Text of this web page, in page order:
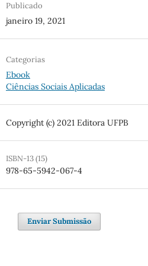
Publicado
janeiro 19, 2021
Categorias
Ebook
Ciências Sociais Aplicadas
Copyright (c) 2021 Editora UFPB
ISBN-13 (15)
978-65-5942-067-4
Enviar Submissão